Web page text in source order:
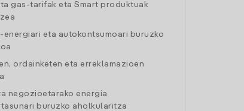
gas-tarifak eta Smart produktuak
energiari eta autokontsumoari buruzko
ordainketen eta erreklamazioen
negozioetarako energia
buruzko aholkularitza